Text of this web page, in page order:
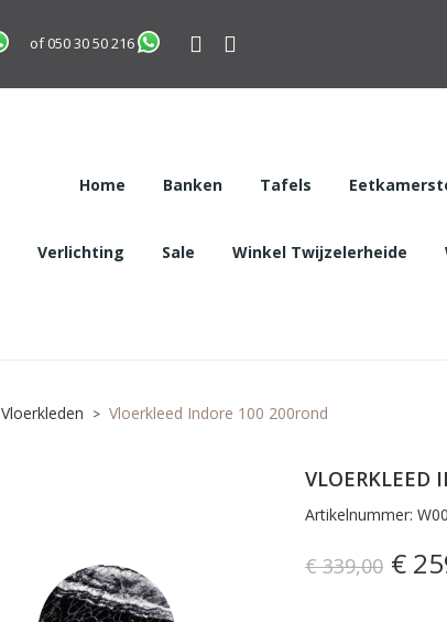
of050 30 50 216
Home Banken Tafels
Verlichting Sale Winkel Twijzelerheide
Vloerkleden Vloerkleed Indore 100 200rond
VLOERKLEED
Artikelnummer:
€ 339,00 €